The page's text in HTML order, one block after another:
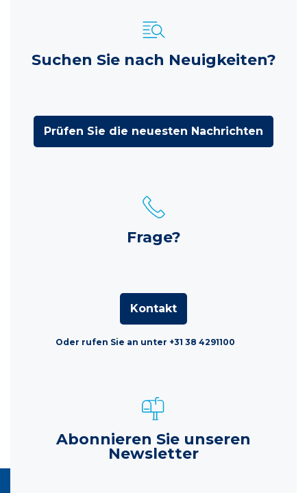
Suchen Sie nach Neuigkeiten?
Prüfen Sie die neuesten Nachrichten
Frage?
Kontakt
Oder rufen Sie an unter +31 38 4291100
Abonnieren Sie unseren
Newsletter